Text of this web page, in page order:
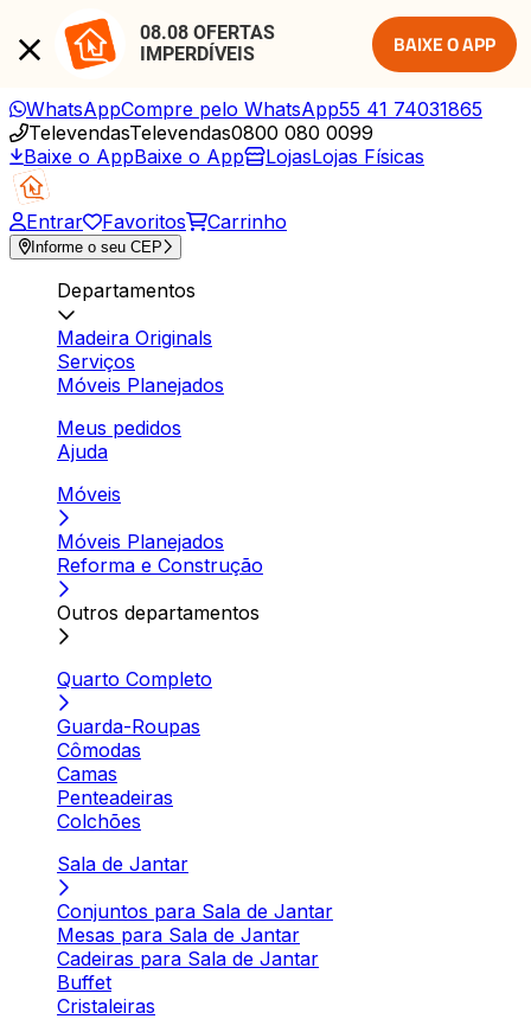
08.08 OFERTAS
IMPERDÍVEIS
BAIXE O APP
WhatsAppCompre pelo WhatsApp55 41 74031865
TelevendasTelevendas0800 080 0099
Baixe o AppBaixe o App LojasLojas Físicas
Entrar Favoritos Carrinho
Informe o seu CEP
Departamentos
Madeira Originals
Serviços
Móveis Planejados
Meus pedidos
Ajuda
Móveis
Móveis Planejados
Reforma e Construção
Outros departamentos
Quarto Completo
Guarda-Roupas
Cômodas
Camas
Penteadeiras
Colchões
Sala de Jantar
Conjuntos para Sala de Jantar
Mesas para Sala de Jantar
Cadeiras para Sala de Jantar
Buffet
Cristaleiras